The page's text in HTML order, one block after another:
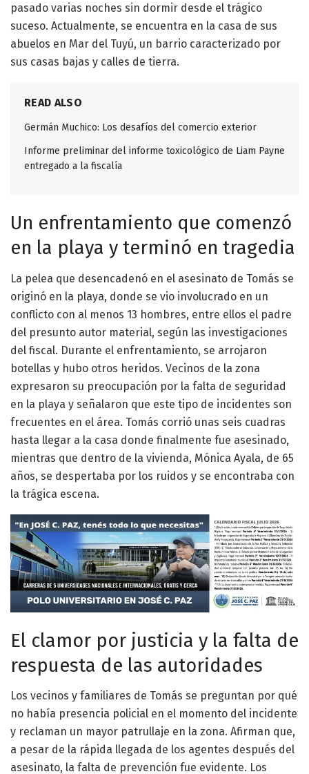
pasado varias noches sin dormir desde el trágico
suceso. Actualmente, se encuentra en la casa de sus
abuelos en Mar del Tuyú, un barrio caracterizado por
sus casas bajas y calles de tierra.
READ ALSO
Germán Muchico: Los desafíos del comercio exterior
Informe preliminar del informe toxicológico de Liam Payne
entregado a la fiscalía
Un enfrentamiento que comenzó
en la playa y terminó en tragedia
La pelea que desencadenó en el asesinato de Tomás se
originó en la playa, donde se vio involucrado en un
conflicto con al menos 13 hombres, entre ellos el padre
del presunto autor material, según las investigaciones
del fiscal. Durante el enfrentamiento, se arrojaron
botellas y hubo otros heridos. Vecinos de la zona
expresaron su preocupación por la falta de seguridad
en la playa y señalaron que este tipo de incidentes son
frecuentes en el área. Tomás corrió unas seis cuadras
hasta llegar a la casa donde finalmente fue asesinado,
mientras que dentro de la vivienda, Mónica Ayala, de 65
años, se despertaba por los ruidos y se encontraba con
la trágica escena.
El clamor por justicia y la falta de
respuesta de las autoridades
Los vecinos y familiares de Tomás se preguntan por qué
no había presencia policial en el momento del incidente
y reclaman un mayor patrullaje en la zona. Afirman que,
a pesar de la rápida llegada de los agentes después del
asesinato, la falta de prevención fue evidente. Los